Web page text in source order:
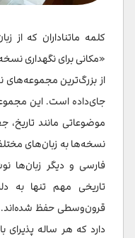
کلمه ماتناداران که
«مکانی برای نگهداری
از بزرگ‌ترین
موضوعاتی مانند تاریخ،
نسخه‌ها به زبان‌های مختلف
فارسی و دیگر زبان‌ها
تاریخی مهم تنها به
قرون‌وسطی حفظ شده‌اند.
دارد که هر ساله پذیرای